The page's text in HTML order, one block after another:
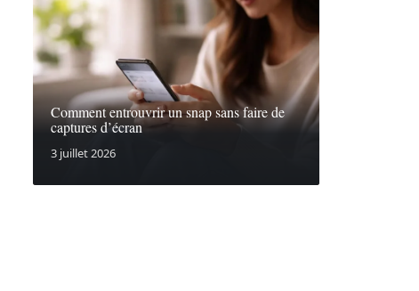
Comment entrouvrir un snap sans faire de
captures d’écran
3 juillet 2026